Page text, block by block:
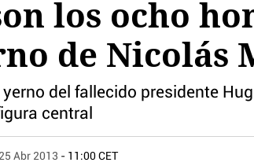
los ocho
de Nicolás
del fallecido presidente
central
25 Abr 2013 - 11:00 CET